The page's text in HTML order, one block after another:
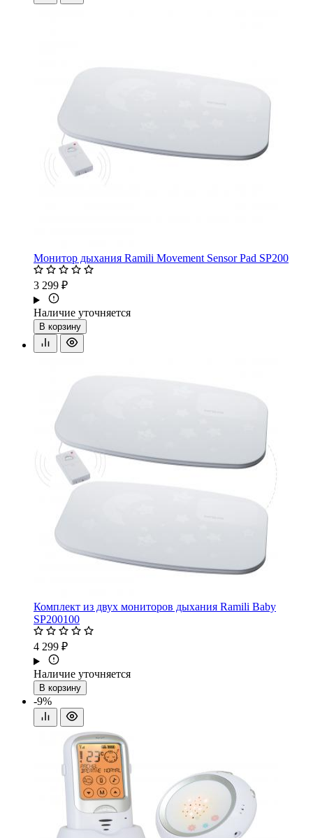
Монитор дыхания Ramili Movement Sensor Pad SP200
3 299 ₽
Наличие уточняется
В корзину
Комплект из двух мониторов дыхания Ramili Baby
SP200100
4 299 ₽
Наличие уточняется
В корзину
-9%